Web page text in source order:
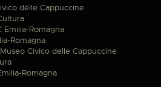
delle Cappuccine
Emilia-Romagna
Romagna
Civico delle Cappuccine
Romagna